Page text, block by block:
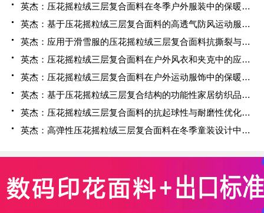
英杰：压花摇粒绒三层复合面料在冬季户外服装中的保暖性能优化研究
英杰：基于压花摇粒绒三层复合面料的高透气防风运动服饰开发
英杰：应用于滑雪服的压花摇粒绒三层复合面料抗撕裂与耐磨性提升技术
英杰：压花摇粒绒三层复合面料在户外风衣和夹克中的应用与性能
英杰：压花摇粒绒三层复合面料在户外运动服饰中的保暖与透气性能研究
英杰：基于压花摇粒绒三层复合结构的功能性家居纺织品开发与应用
英杰：压花摇粒绒三层复合面料的抗起球性与耐磨性优化技术分析
英杰：高弹性压花摇粒绒三层复合面料在冬季童装设计中的应用实践